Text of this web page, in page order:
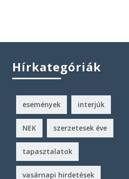
Hírkategóriák
események interjúk
NEK szerzetesek éve
tapasztalatok
vasárnapi hirdetések